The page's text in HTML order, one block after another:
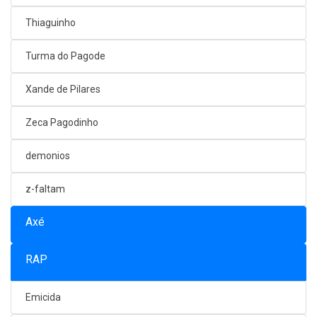
Thiaguinho
Turma do Pagode
Xande de Pilares
Zeca Pagodinho
demonios
z-faltam
Axé
RAP
Emicida